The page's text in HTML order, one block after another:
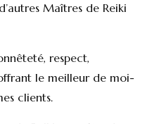
Maîtres de Reiki
respect,
le meilleur de moi-
clients.